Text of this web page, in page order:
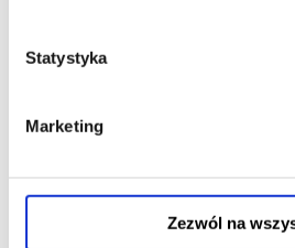
Statystyka
Marketing
Zezwól na
ma siostrę, a cały gatunek
Przed nim niebezpieczna droga,
sarkastyczny żółw i przebojowa
Bezpieczne zakupy w Bilety24. W
wydarzenia, gwarantujemy